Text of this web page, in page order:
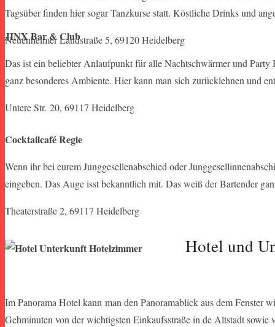
Tagsüber finden hier sogar Tanzkurse statt. Köstliche Drinks und
Neuenheimer Landstraße 5, 69120 Heidelberg
JINX Bar & Club
Das ist ein beliebter Anlaufpunkt für alle Nachtschwärmer und
ganz besonderes Ambiente. Hier kann man sich zurücklehnen und
Untere Str. 20, 69117 Heidelberg
Cocktailcafé Regie
Wenn ihr bei eurem Junggesellenabschied oder
eingeben. Das Auge isst bekanntlich mit. Das weiß der Bartender
Theaterstraße 2, 69117 Heidelberg
Hotel und
Im Panorama Hotel kann man den Panoramablick aus dem
Gehminuten von der wichtigsten Einkaufsstraße in de Altstadt